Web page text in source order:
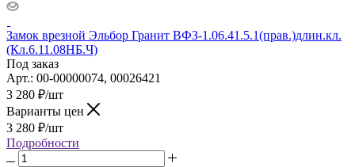
Замок врезной Эльбор Гранит ВФЗ-1.06.41.5.1(прав.)длин.кл.
(Кл.6.11.08НБ.Ч)
Под заказ
Арт.: 00-00000074, 00026421
3 280 ₽/шт
Варианты цен
3 280 ₽/шт
Подробности